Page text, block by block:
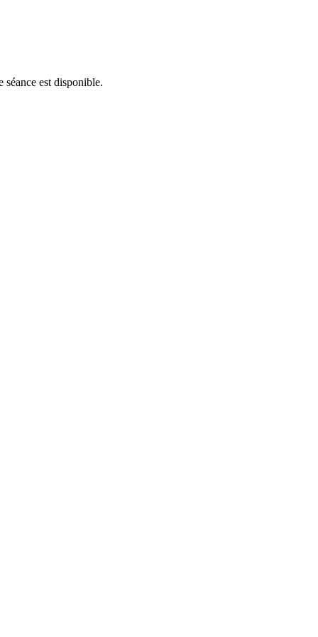
séance est disponible.